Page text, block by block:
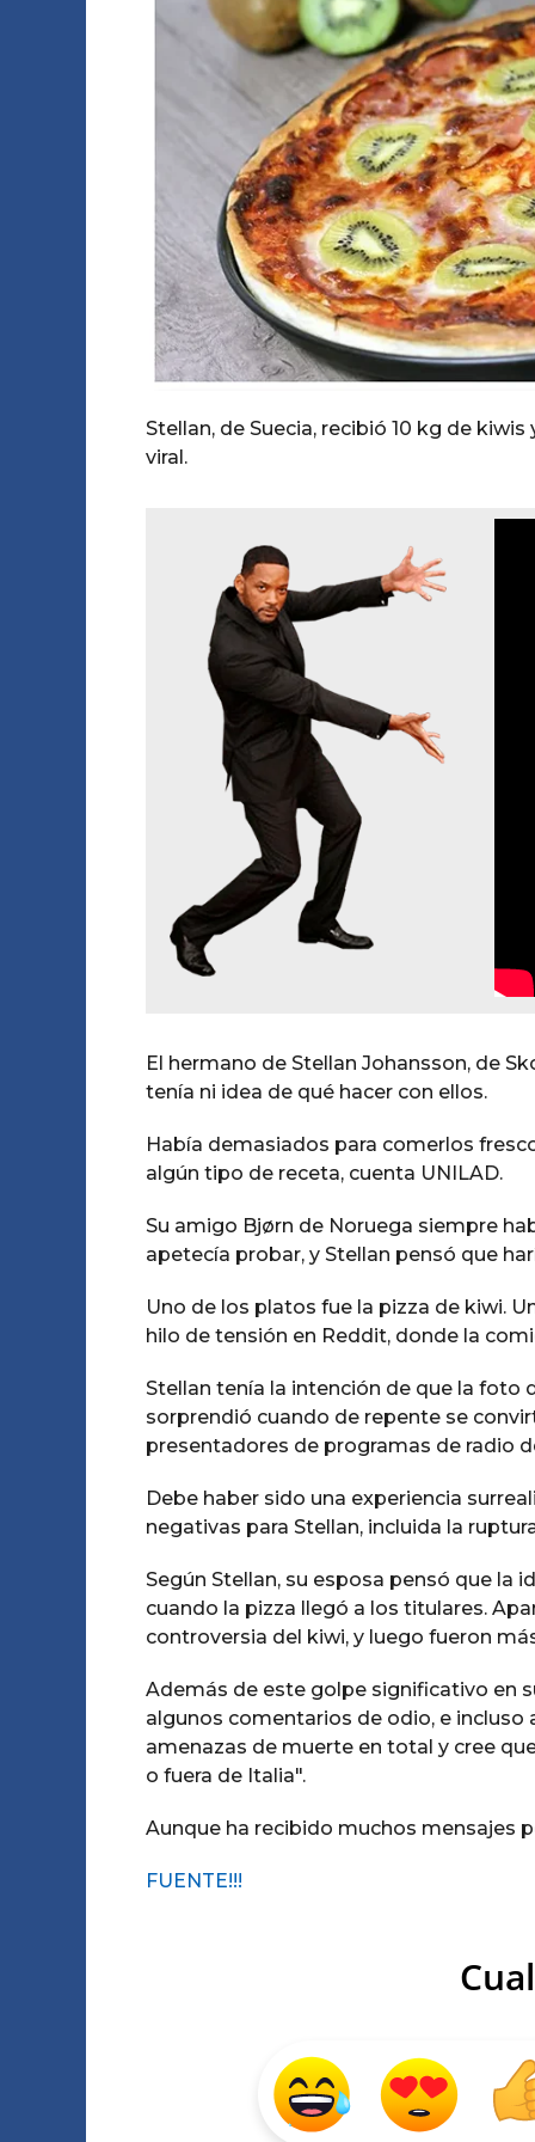
Stellan, de Suecia, recibió 10 kg de
viral.
El hermano de Stellan Johansson, de
tenía ni idea de qué hacer con ellos.
Había demasiados para comerlos
algún tipo de receta, cuenta UNILAD.
Su amigo Bjørn de Noruega siempre
apetecía probar, y Stellan pensó que
Uno de los platos fue la pizza de kiwi.
hilo de tensión en Reddit, donde la
Stellan tenía la intención de que la foto
sorprendió cuando de repente se
presentadores de programas de radio
Debe haber sido una experiencia
negativas para Stellan, incluida la
Según Stellan, su esposa pensó que la
cuando la pizza llegó a los titulares.
controversia del kiwi, y luego fueron
Además de este golpe significativo en
algunos comentarios de odio, e
amenazas de muerte en total y cree
o fuera de Italia".
Aunque ha recibido muchos mensajes
FUENTE!!!